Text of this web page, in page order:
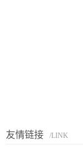
友情链接 /LINK